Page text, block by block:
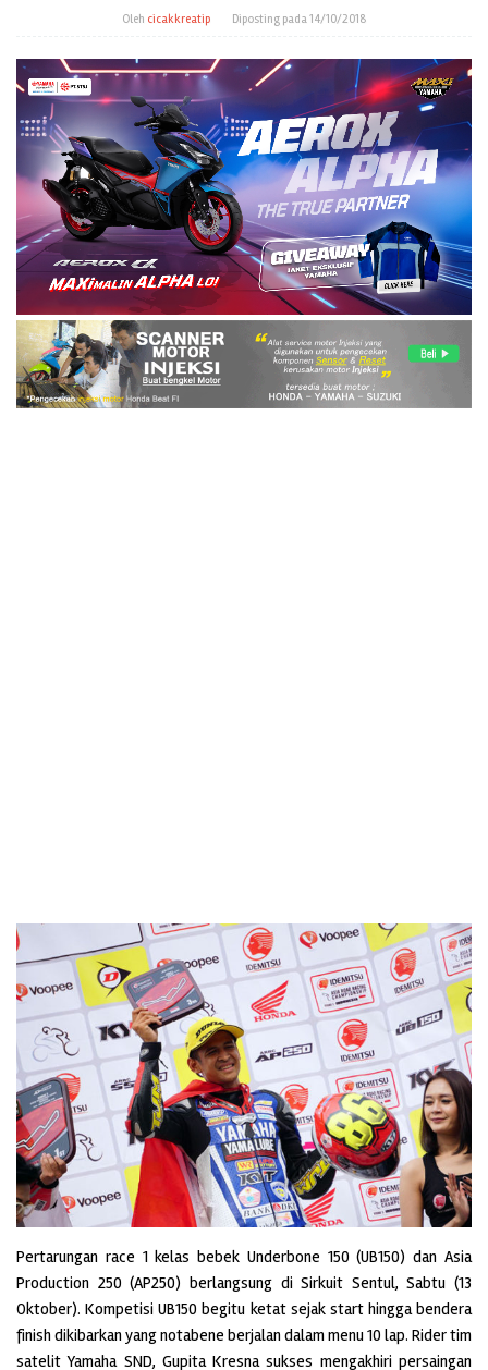
Oleh cicakkreatip Diposting pada14/10/2018
Pertarungan race 1 kelas bebek Underbone 150 (UB150) dan Asia
Production 250 (AP250) berlangsung di Sirkuit Sentul, Sabtu (13
Oktober). Kompetisi UB150 begitu ketat sejak start hingga bendera
finish dikibarkan yang notabene berjalan dalam menu 10 lap. Rider tim
satelit Yamaha SND, Gupita Kresna sukses mengakhiri persaingan